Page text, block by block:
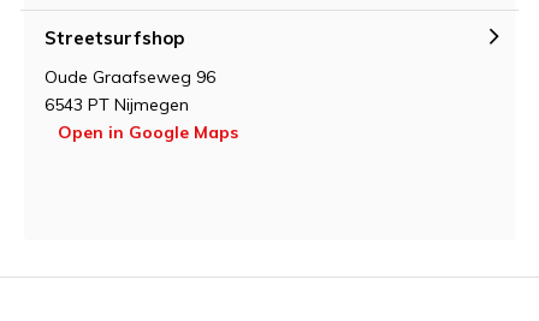
Streetsurfshop
Oude Graafseweg 96
6543 PT Nijmegen
Open in Google Maps